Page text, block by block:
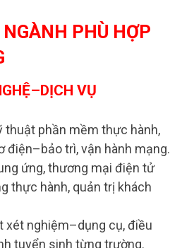
PHÙ HỢP
VỤ
thuật phần mềm thực hành,
điện–bảo trì, vận hành mạng.
ứng, thương mại điện tử
thực hành, quản trị khách
xét nghiệm–dụng cụ, điều
tuyển sinh từng trường.